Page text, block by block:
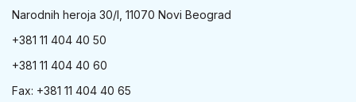
Narodnih heroja 30/I, 11070 Novi Beograd
+381 11 404 40 50
+381 11 404 40 60
Fax: +381 11 404 40 65